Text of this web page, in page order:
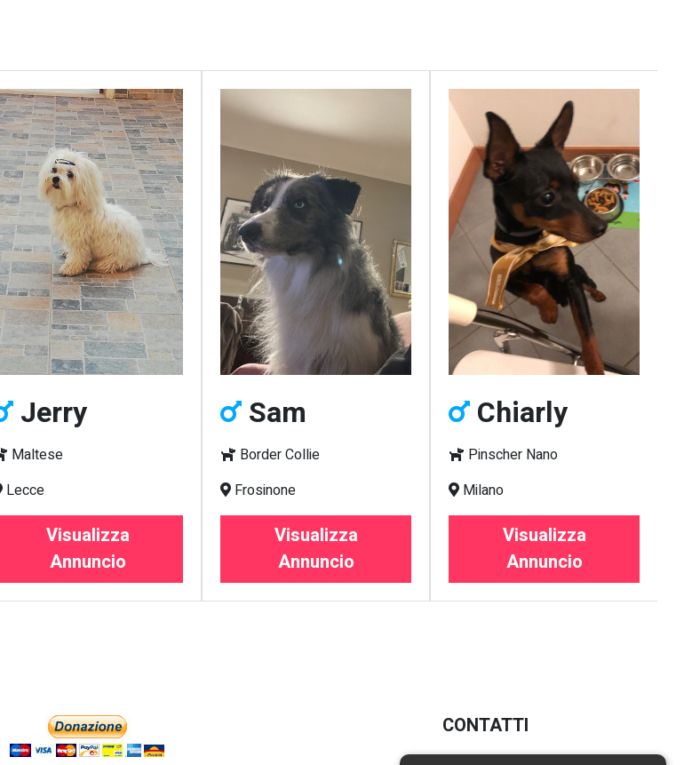
Jerry
Maltese
Lecce
Visualizza
Annuncio
Sam
Border Collie
Frosinone
Visualizza
Annuncio
Chiarly
Pinscher Nano
Milano
Visualizza
Annuncio
CONTATTI